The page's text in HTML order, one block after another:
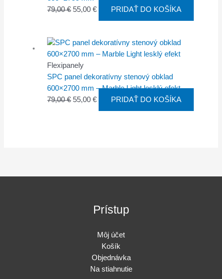
79,00€ 55,00€ PRIDAŤ DO KOŠÍKA
Flexipanely
SPC panel dekoratívny stenový obklad
600×2700 mm – Marble Light lesklý efekt
79,00€ 55,00€ PRIDAŤ DO KOŠÍKA
Prístup
Môj účet
Košík
Objednávka
Na stiahnutie